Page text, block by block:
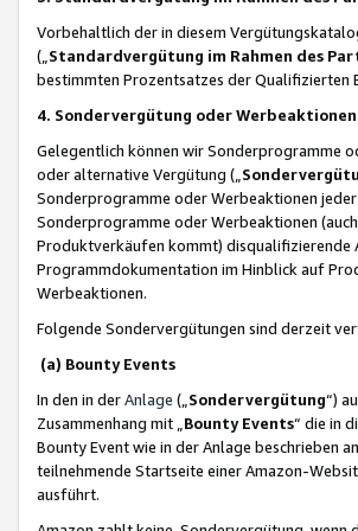
Vorbehaltlich der in diesem
(„ Standardvergütung im Rahmen des
bestimmten Prozentsatzes der Qualifizierten
4. Sondervergütung oder Werbeaktionen
Gelegentlich können wir Sonderprogramme
oder alternative Vergütung („
Sonderprogramme oder Werbeaktionen
Sonderprogramme oder Werbeaktionen
Produktverkäufen kommt) disqualifizierende
Programmdokumentation im Hinblick auf
Werbeaktionen.
Folgende Sondervergütungen sind derzeit
(a) Bounty Events
In den in derAnlage („ Sondervergütung“)
Zusammenhang mit „ Bounty Events“ die in
Bounty Event wie in der Anlage beschrieben
teilnehmende Startseite einer Amazon-
ausführt.